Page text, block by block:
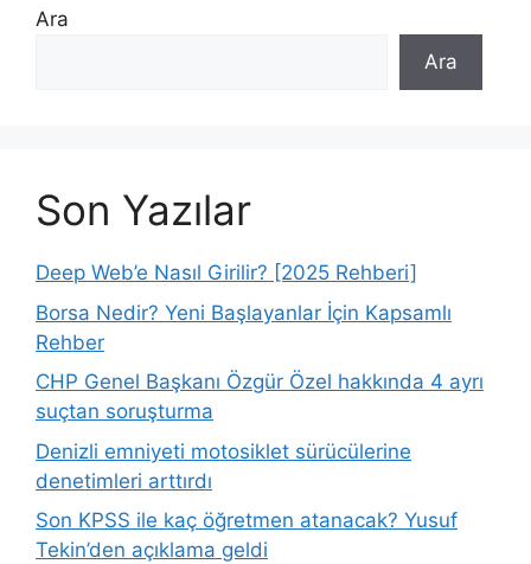
Ara
Ara
Son Yazılar
Deep Web’e Nasıl Girilir? [2025 Rehberi]
Borsa Nedir? Yeni Başlayanlar İçin Kapsamlı
Rehber
CHP Genel Başkanı Özgür Özel hakkında 4 ayrı
suçtan soruşturma
Denizli emniyeti motosiklet sürücülerine
denetimleri arttırdı
Son KPSS ile kaç öğretmen atanacak? Yusuf
Tekin’den açıklama geldi